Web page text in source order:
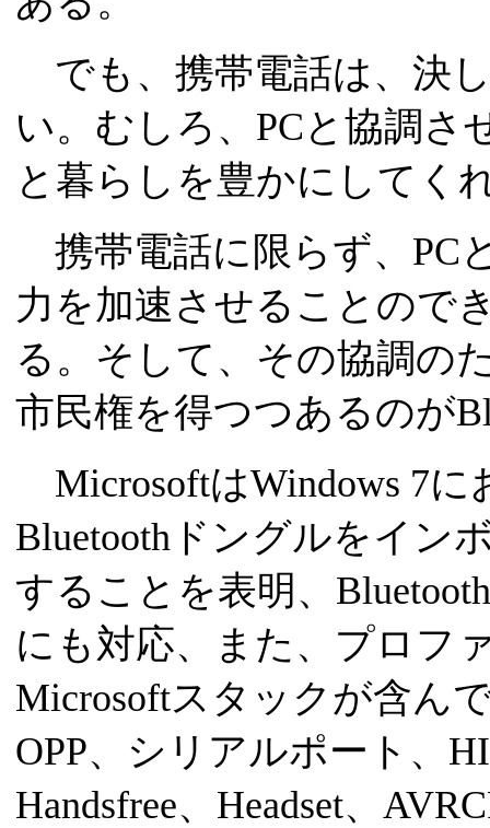
でも、携帯電話は、決
い。むしろ、PCと協調さ
と暮らしを豊かにしてく
携帯電話に限らず、PC
力を加速させることので
る。そして、その協調の
市民権を得つつあるのが
MicrosoftはWindows 7
Bluetoothドングルをイン
することを表明、
にも対応、また、プロフ
Microsoftスタックが含ん
OPP、シリアルポート、
Handsfree、Headset、